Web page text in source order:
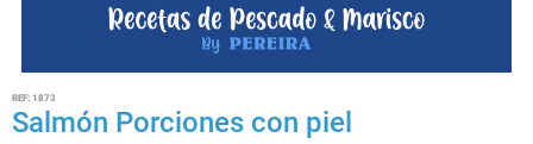
REF: 1873
Salmón Porciones con piel